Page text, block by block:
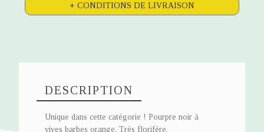
+ CONDITIONS DE LIVRAISON
DESCRIPTION
Unique dans cette catégorie ! Pourpre noir à
vives barbes orange. Très florifère.